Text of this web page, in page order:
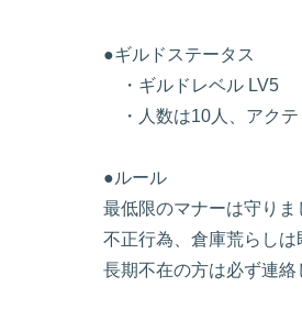
●ギルドステータス
・ギルドレベル LV5
・人数は10人、アクテ
●ルール
最低限のマナーは守りま
不正行為、倉庫荒らし
長期不在の方は必ず連絡